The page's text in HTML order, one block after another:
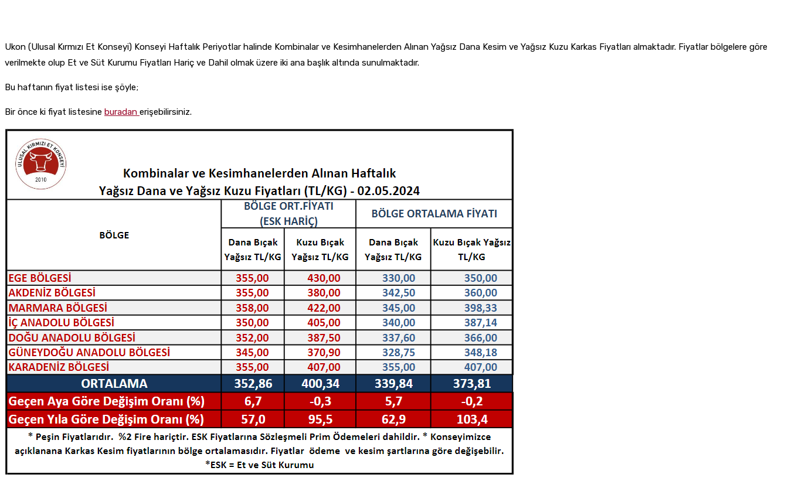
Ukon (Ulusal Kırmızı Et Konseyi) Konseyi Haftalık Periyotlar halinde Kombinalar ve Kesimhanelerden Alınan Yağsız Dana Kesim ve Yağsız Kuzu Karkas Fiyatları almaktadır. Fiyatlar bölgelere göre
verilmekte olup Et ve Süt Kurumu Fiyatları Hariç ve Dahil olmak üzere iki ana başlık altında sunulmaktadır.
Bu haftanın fiyat listesi ise şöyle;
Bir önce ki fiyat listesine buradan erişebilirsiniz.